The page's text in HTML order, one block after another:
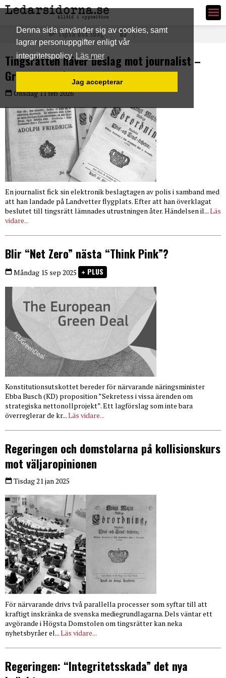
Denna sida använder sig av cookies, samt
lagrar personuppgifter enligt vår
integritetspolicy Läs mer
Jag accepterar
Ledarsidorna.se
Tipsa oss idag
Tingsrätten häver beslag mot journalist –
Grundlagsfrågor i fokus
Onsdag 11 feb 2026
En journalist fick sin elektronik beslagtagen av polis i samband med
att han landade på Landvetter flygplats. Efter att han överklagat
beslutet till tingsrätt lämnades utrustningen åter. Händelsen il...Läs
vidare...
Blir “Net Zero” nästa “Think Pink”?
Måndag 15 sep 2025 PLUS
Konstitutionsutskottet bereder för närvarande näringsminister
Ebba Busch (KD) proposition ”Sekretess i vissa ärenden om
strategiska nettonollprojekt”. Ett lagförslag som inte bara
överreglerar de kr...Läs vidare...
Regeringen och domstolarna på kollisionskurs
mot väljaropinionen
Tisdag 21 jan 2025
För närvarande drivs två parallella processer som syftar till att
kraftigt inskränka de svenska mediegrundlagarna. Dels väntar ett
avgörande i Högsta Domstolen om tingsrätter kan neka
nyhetsbyråer el...Läs vidare...
Regeringen: “Integritetsskada” det nya